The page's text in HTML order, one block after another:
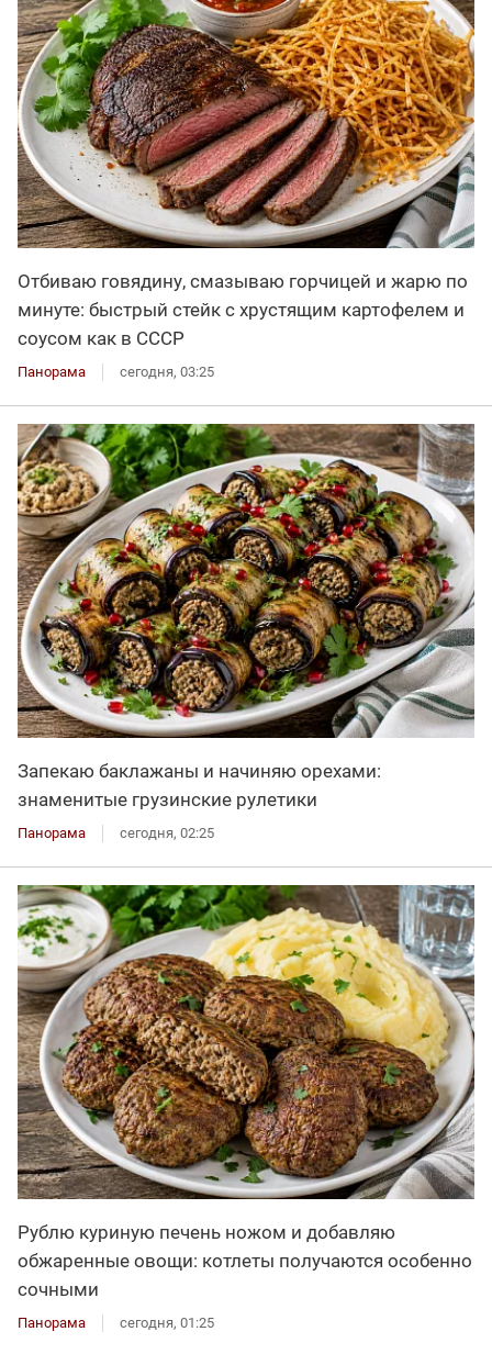
Отбиваю говядину, смазываю горчицей и жарю по
минуте: быстрый стейк с хрустящим картофелем и
соусом как в СССР
Панорама сегодня, 03:25
Запекаю баклажаны и начиняю орехами:
знаменитые грузинские рулетики
Панорама сегодня, 02:25
Рублю куриную печень ножом и добавляю
обжаренные овощи: котлеты получаются особенно
сочными
Панорама сегодня, 01:25